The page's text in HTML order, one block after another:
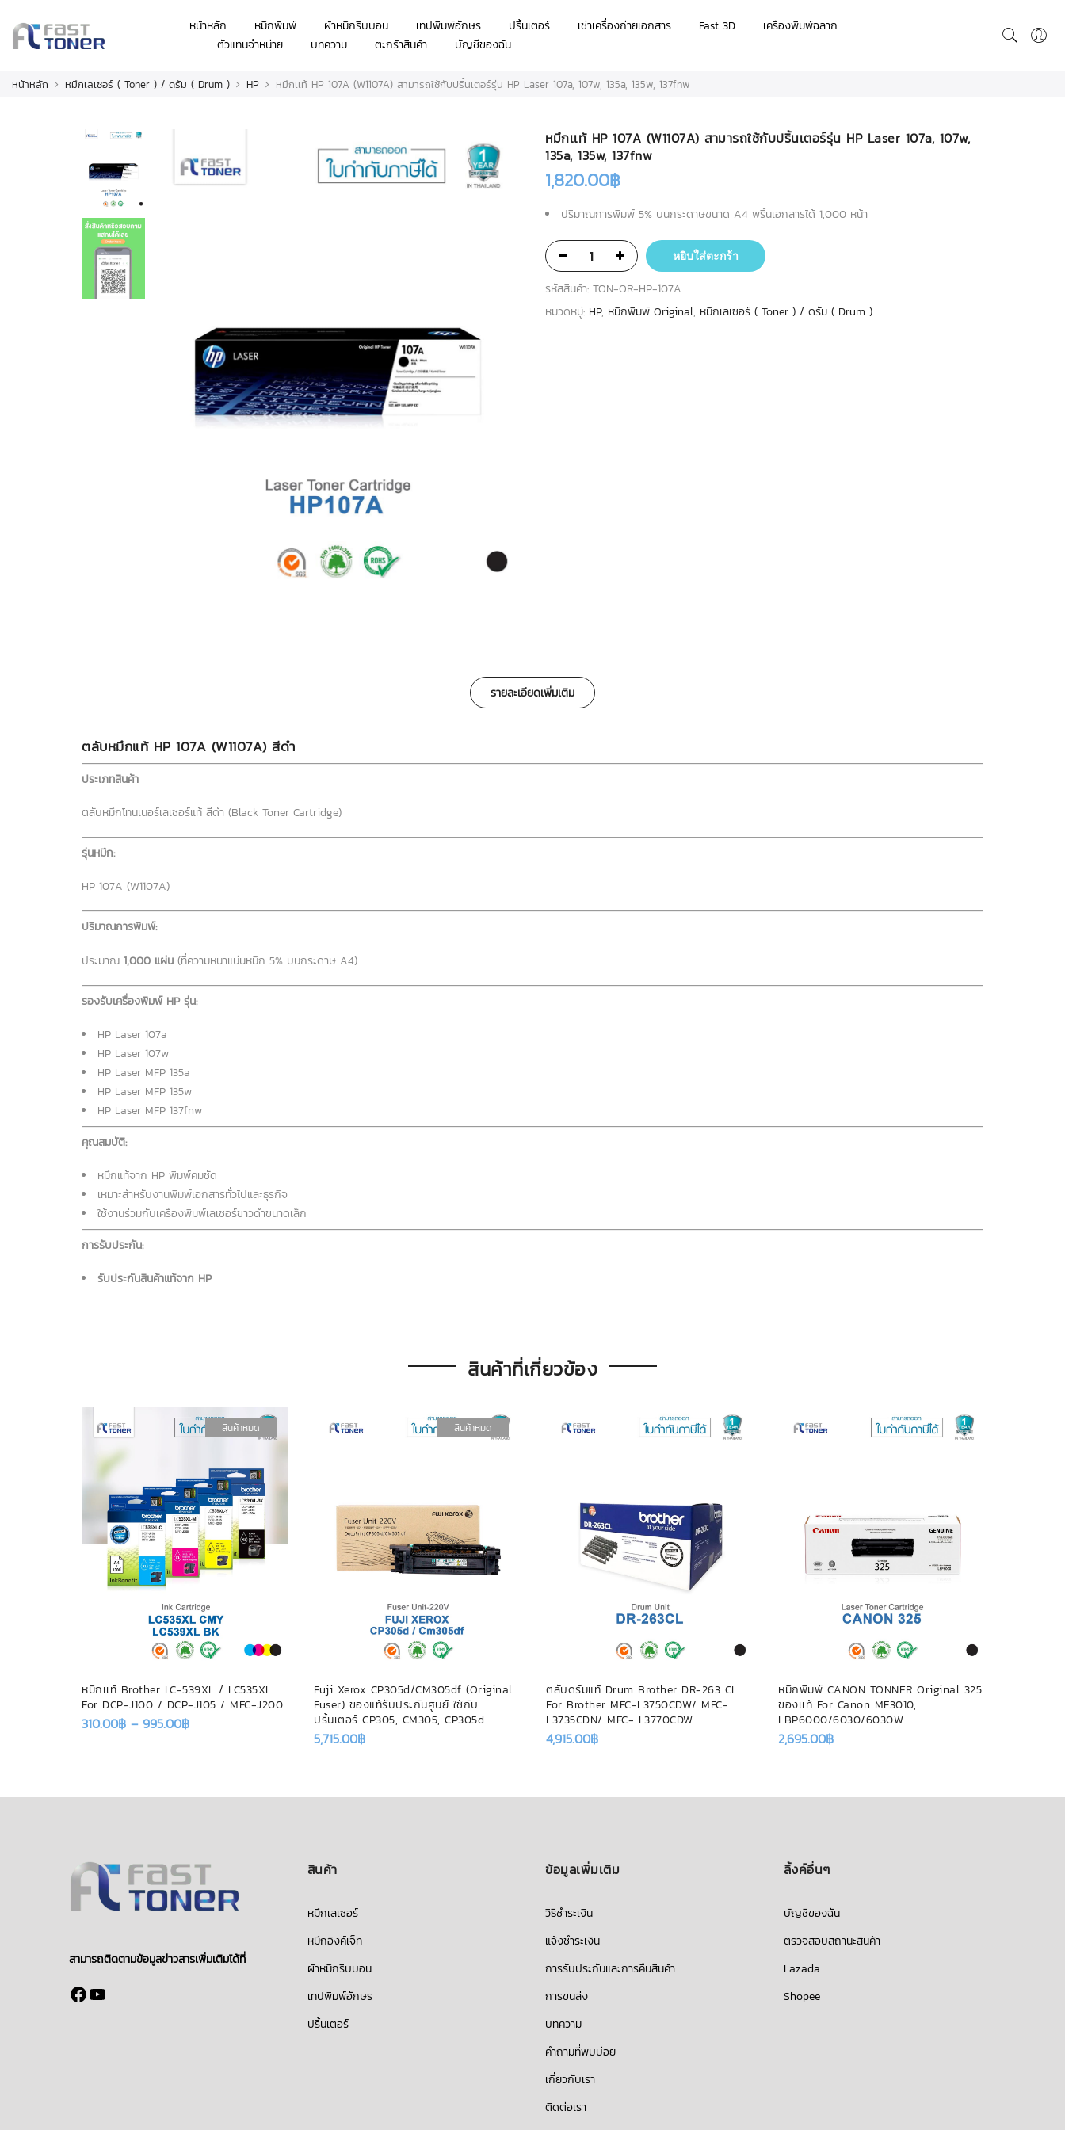
หน้าหลัก หมึกพิมพ์ ผ้าหมึกริบบอน เทปพิมพ์อักษร ปริ้นเตอร์ เช่าเครื่องถ่ายเอกสาร Fast 3D
เครื่องพิมพ์ฉลาก
ตัวแทนจำหน่าย
บทความ ตะกร้าสินค้า บัญชีของฉัน
หน้าหลัก หมึกเลเซอร์ ( Toner ) / ดรัม ( Drum ) HP หมึกเเท้ HP 107A (W1107A) สามารถใช้กับปริ้นเตอร์รุ่น HP Laser 107a, 107w, 135a, 135w, 137fnw
หมึกเเท้ HP 107A (W1107A) สามารถใช้กับปริ้นเตอร์รุ่น HP Laser 107a, 107w,
135a, 135w, 137fnw
1,820.00฿
ปริมาณการพิมพ์ 5% บนกระดาษขนาด A4 พริ้นเอกสารได้ 1,000 หน้า
หยิบใส่ตะกร้า
รหัสสินค้า: TON-OR-HP-107A
หมวดหมู่: HP, หมึกพิมพ์ Original, หมึกเลเซอร์ ( Toner ) / ดรัม ( Drum )
รายละเอียดเพิ่มเติม
ตลับหมึกแท้ HP 107A (W1107A) สีดำ
ประเภทสินค้า
ตลับหมึกโทนเนอร์เลเซอร์แท้ สีดำ (Black Toner Cartridge)
รุ่นหมึก:
HP 107A (W1107A)
ปริมาณการพิมพ์:
ประมาณ 1,000 แผ่น (ที่ความหนาแน่นหมึก 5% บนกระดาษ A4)
รองรับเครื่องพิมพ์ HP รุ่น:
HP Laser 107a
HP Laser 107w
HP Laser MFP 135a
HP Laser MFP 135w
HP Laser MFP 137fnw
คุณสมบัติ:
หมึกแท้จาก HP พิมพ์คมชัด
เหมาะสำหรับงานพิมพ์เอกสารทั่วไปและธุรกิจ
ใช้งานร่วมกับเครื่องพิมพ์เลเซอร์ขาวดำขนาดเล็ก
การรับประกัน:
รับประกันสินค้าแท้จาก HP
สินค้าที่เกี่ยวข้อง
สินค้าหมด
หมึกเเท้ Brother LC-539XL / LC535XL
For DCP-J100 / DCP-J105 / MFC-J200
310.00฿ – 995.00฿
สินค้าหมด
Fuji Xerox CP305d/CM305df (Original
Fuser) ของแท้รับประกันศูนย์ ใช้กับ
ปริ้นเตอร์ CP305, CM305, CP305d
5,715.00฿
ตลับดรัมแท้ Drum Brother DR-263 CL
For Brother MFC-L3750CDW/ MFC-
L3735CDN/ MFC- L3770CDW
4,915.00฿
หมึกพิมพ์ CANON TONNER Original 325
ของเเท้ For Canon MF3010,
LBP6000/6030/6030W
2,695.00฿
สามารถติดตามข้อมูลข่าวสารเพิ่มเติมได้ที่
Facebook
YouTube
สินค้า
หมึกเลเซอร์
หมึกอิงค์เจ็ท
ผ้าหมึกริบบอน
เทปพิมพ์อักษร
ปริ้นเตอร์
ข้อมูลเพิ่มเติม
วิธีชำระเงิน
แจ้งชำระเงิน
การรับประกันและการคืนสินค้า
การขนส่ง
บทความ
คำถามที่พบบ่อย
เกี่ยวกับเรา
ติดต่อเรา
ลิ้งค์อื่นๆ
บัญชีของฉัน
ตรวจสอบสถานะสินค้า
Lazada
Shopee